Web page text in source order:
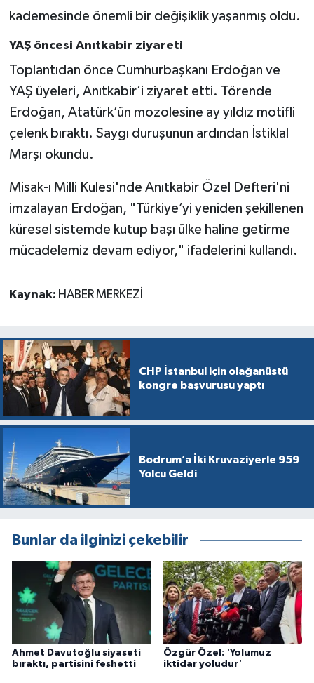
kademesinde önemli bir değişiklik yaşanmış oldu.
YAŞ öncesi Anıtkabir ziyareti
Toplantıdan önce Cumhurbaşkanı Erdoğan ve
YAŞ üyeleri, Anıtkabir’i ziyaret etti. Törende
Erdoğan, Atatürk’ün mozolesine ay yıldız motifli
çelenk bıraktı. Saygı duruşunun ardından İstiklal
Marşı okundu.
Misak-ı Milli Kulesi'nde Anıtkabir Özel Defteri'ni
imzalayan Erdoğan, "Türkiye’yi yeniden şekillenen
küresel sistemde kutup başı ülke haline getirme
mücadelemiz devam ediyor," ifadelerini kullandı.
Kaynak: HABER MERKEZİ
CHP İstanbul için olağanüstü
kongre başvurusu yaptı
Bodrum’a İki Kruvaziyerle 959
Yolcu Geldi
Bunlar da ilginizi çekebilir
Ahmet Davutoğlu siyaseti
bıraktı, partisini feshetti
Özgür Özel: 'Yolumuz
iktidar yoludur'